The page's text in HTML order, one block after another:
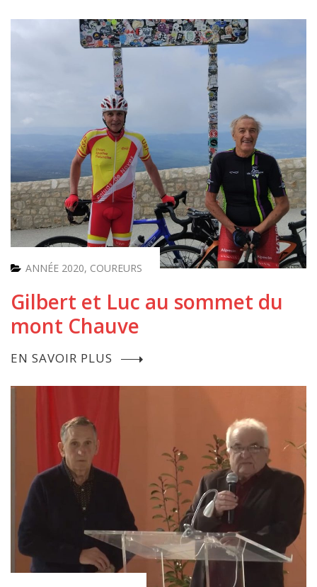
ANNÉE 2020, COUREURS
Gilbert et Luc au sommet du
mont Chauve
EN SAVOIR PLUS